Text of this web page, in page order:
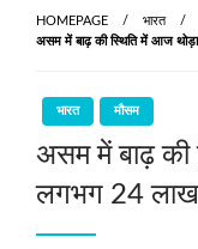
HOMEPAGE
भारत
असम में बाढ़ की स्थिति में आज
भारत मौसम
असम में बाढ़ की
लगभग 24 लाख